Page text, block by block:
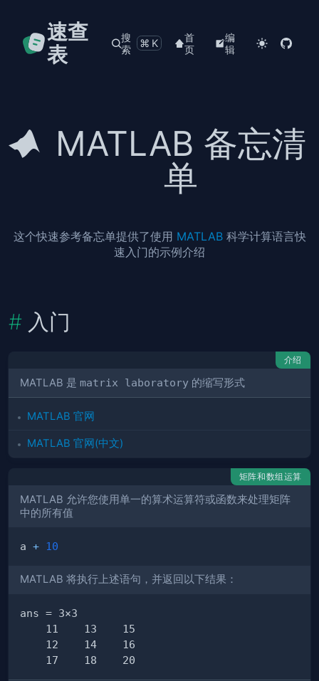
速查
表
搜
索
⌘K
首
页
编
辑
MATLAB 备忘清
单
这个快速参考备忘单提供了使用 MATLAB科学计算语言快
速入门的示例介绍
入门
介绍
MATLAB 是 matrix laboratory 的缩写形式
MATLAB 官网
MATLAB 官网(中文)
矩阵和数组运算
MATLAB 允许您使用单一的算术运算符或函数来处理矩阵
中的所有值
a + 10
MATLAB 将执行上述语句，并返回以下结果：